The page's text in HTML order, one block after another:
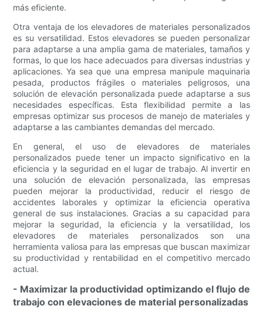
más eficiente.
Otra ventaja de los elevadores de materiales personalizados
es su versatilidad. Estos elevadores se pueden personalizar
para adaptarse a una amplia gama de materiales, tamaños y
formas, lo que los hace adecuados para diversas industrias y
aplicaciones. Ya sea que una empresa manipule maquinaria
pesada, productos frágiles o materiales peligrosos, una
solución de elevación personalizada puede adaptarse a sus
necesidades específicas. Esta flexibilidad permite a las
empresas optimizar sus procesos de manejo de materiales y
adaptarse a las cambiantes demandas del mercado.
En general, el uso de elevadores de materiales
personalizados puede tener un impacto significativo en la
eficiencia y la seguridad en el lugar de trabajo. Al invertir en
una solución de elevación personalizada, las empresas
pueden mejorar la productividad, reducir el riesgo de
accidentes laborales y optimizar la eficiencia operativa
general de sus instalaciones. Gracias a su capacidad para
mejorar la seguridad, la eficiencia y la versatilidad, los
elevadores de materiales personalizados son una
herramienta valiosa para las empresas que buscan maximizar
su productividad y rentabilidad en el competitivo mercado
actual.
- Maximizar la productividad optimizando el flujo de
trabajo con elevaciones de material personalizadas